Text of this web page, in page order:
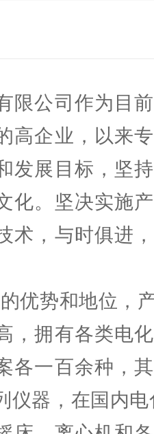
限公司作为目
高企业，以来
发展目标，坚
化。坚决实施
术，与时俱进
优势和地位，
，拥有各类电
各一百余种，
仪器，在国内